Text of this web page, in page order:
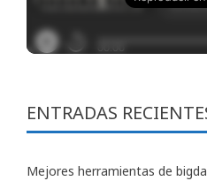
ENTRADAS
Mejores herramientas de